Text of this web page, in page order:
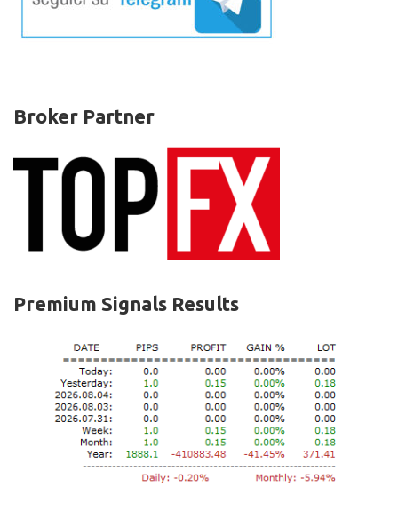
Broker Partner
Premium Signals Results